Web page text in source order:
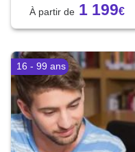
1 199
16 - 99 ans